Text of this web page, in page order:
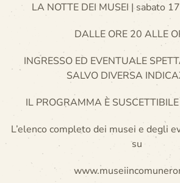
LA NOTTE DEI MUSEI | sabato
DALLE ORE 20 ALLE
INGRESSO ED EVENTUALE
SALVO DIVERSA
IL PROGRAMMA È
L’elenco completo dei musei e degli
su